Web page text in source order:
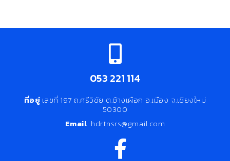
053 221 114
ที่อยู่ เลขที่ 197 ถ.ศรีวิชัย ต.ช้างเผือก อ.เมือง จ.เชียงใหม่
50300
Email hdrtnsrs@gmail.com